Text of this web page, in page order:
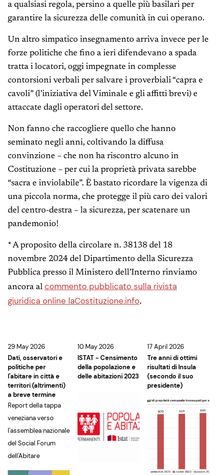
a qualsiasi regola, persino a quelle più basilari per
garantire la sicurezza delle comunità in cui operano.
Un altro simpatico insegnamento arriva invece per le
forze politiche che fino a ieri difendevano a spada
tratta i locatori, oggi impegnate in complesse
contorsioni verbali per salvare i proverbiali “capra e
cavoli” (l’iniziativa del Viminale e gli affitti brevi) e
attaccate dagli operatori del settore.
Non fanno che raccogliere quello che hanno
seminato negli anni, coltivando la diffusa
convinzione – che non ha riscontro alcuno in
Costituzione – per cui la proprietà privata sarebbe
“sacra e inviolabile”. È bastato ricordare la vigenza di
una piccola norma, che protegge il più caro dei valori
del centro-destra – la sicurezza, per scatenare un
pandemonio!
* A proposito della circolare n. 38138 del 18
novembre 2024 del Dipartimento della Sicurezza
Pubblica presso il Ministero dell’Interno rinviamo
ancora al commento pubblicato sulla rivista
giuridica online laCostituzione.info.
29 May 2026
Dati, osservatori e
politiche per
l'abitare in città e
territori (altrimenti)
a breve termine
Report della tappa
veneziana verso
l'assemblea nazionale
del Social Forum
dell'Abitare
10 May 2026
ISTAT - Censimento
della popolazione e
delle abitazioni 2023
17 April 2026
Tre anni di ottimi
risultati di Insula
(secondo il suo
presidente)